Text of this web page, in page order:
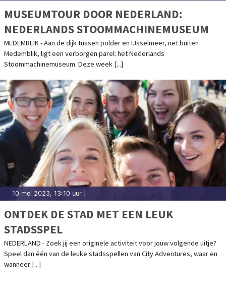
MUSEUMTOUR DOOR NEDERLAND:
NEDERLANDS STOOMMACHINEMUSEUM
MEDEMBLIK - Aan de dijk tussen polder en IJsselmeer, net buiten
Medemblik, ligt een verborgen parel: het Nederlands
Stoommachinemuseum. Deze week [...]
10 mei 2023, 13:10 uur
ONTDEK DE STAD MET EEN LEUK
STADSSPEL
NEDERLAND - Zoek jij een originele activiteit voor jouw volgende uitje?
Speel dan één van de leuke stadsspellen van City Adventures, waar en
wanneer [...]